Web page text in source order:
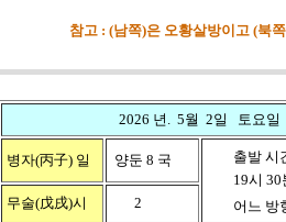
참고 : (남쪽)은 오황살방이고 (북
2026 년. 5월 2일 토요일
병자(丙子) 일 양둔 8 국
출발 시
19시 30분
어느 방향
무술(戊戌)시 2